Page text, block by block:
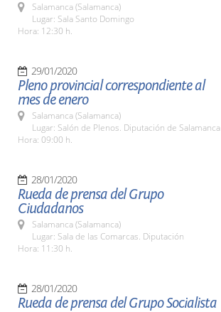
Salamanca (Salamanca)
Lugar: Sala Santo Domingo
Hora: 12:30 h.
29/01/2020
Pleno provincial correspondiente al
mes de enero
Salamanca (Salamanca)
Lugar: Salón de Plenos. Diputación de Salamanca
Hora: 09:00 h.
28/01/2020
Rueda de prensa del Grupo
Ciudadanos
Salamanca (Salamanca)
Lugar: Sala de las Comarcas. Diputación
Hora: 11:30 h.
28/01/2020
Rueda de prensa del Grupo Socialista